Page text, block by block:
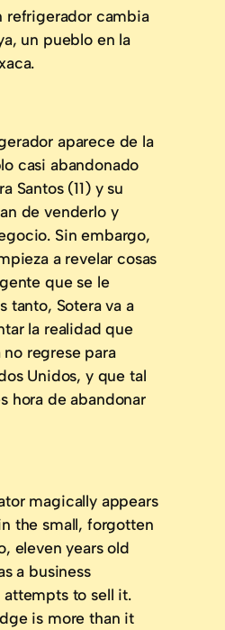
refrigerador cambia
un pueblo en la
aparece de la
casi abandonado
Santos (11) y su
de venderlo y
Sin embargo,
a revelar cosas
que se le
tanto, Sotera va a
la realidad que
regrese para
Unidos, y que tal
hora de abandonar
magically appears
the small, forgotten
eleven years old
a business
to sell it.
is more than it